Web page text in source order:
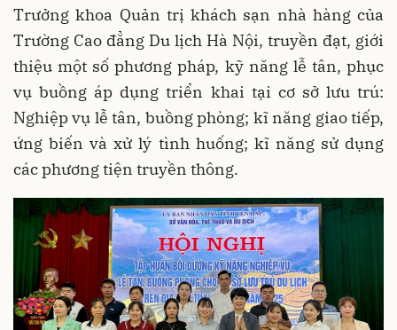
Trưởng khoa Quản trị khách sạn nhà hàng của
Trường Cao đẳng Du lịch Hà Nội, truyền đạt, giới
thiệu một số phương pháp, kỹ năng lễ tân, phục
vụ buồng áp dụng triển khai tại cơ sở lưu trú:
Nghiệp vụ lễ tân, buồng phòng; kĩ năng giao tiếp,
ứng biến và xử lý tình huống; kĩ năng sử dụng
các phương tiện truyền thông.